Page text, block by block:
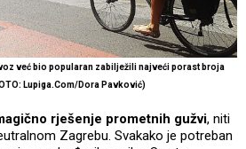
već bio popularan zabilježili najveći porast broja
Lupiga.Com/Dora Pavković)
rješenje prometnih gužvi, niti
Zagrebu. Svakako je potreban